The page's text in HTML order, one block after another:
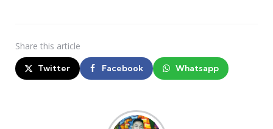
Share this article
Twitter Facebook Whatsapp